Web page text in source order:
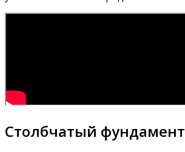
Столбчатый фундамент